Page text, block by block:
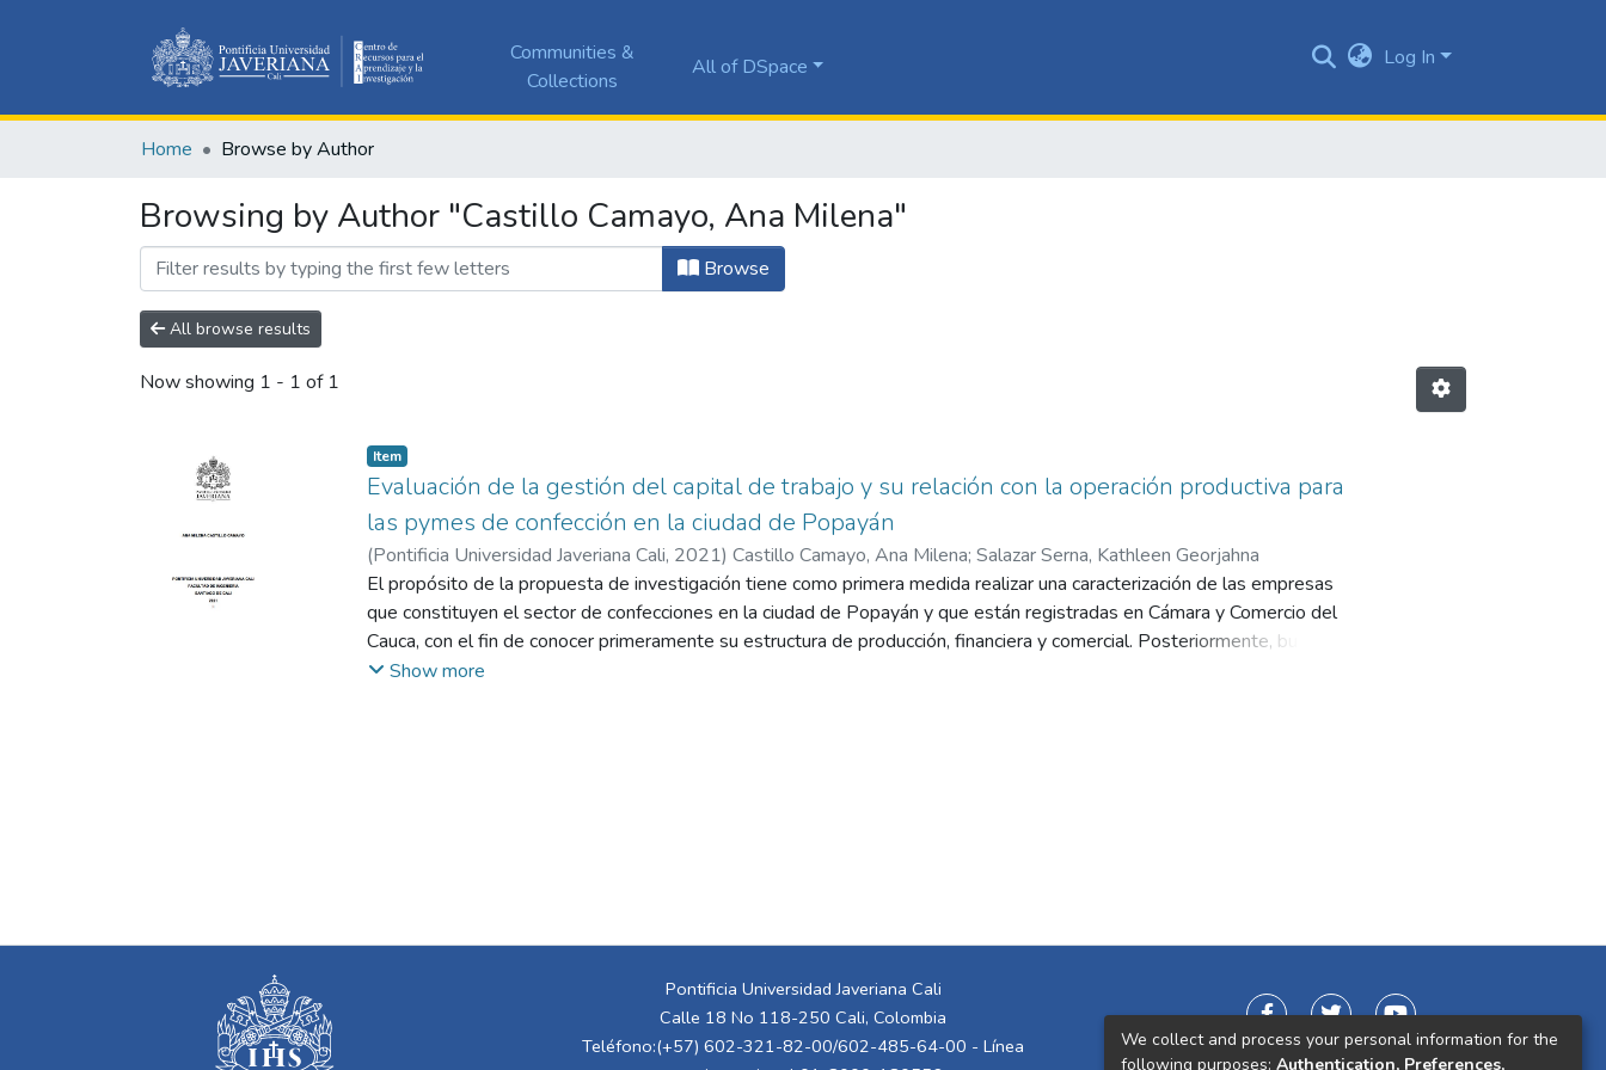
Communities &
Collections
All of DSpace Log In
Home Browse by Author
Browsing by Author "Castillo Camayo, Ana Milena"
Browse
All browse results
Now showing 1 - 1 of 1
Item
Evaluación de la gestión del capital de trabajo y su relación con la operación productiva para
las pymes de confección en la ciudad de Popayán
(Pontificia Universidad Javeriana Cali, 2021) Castillo Camayo, Ana Milena; Salazar Serna, Kathleen Georjahna
El propósito de la propuesta de investigación tiene como primera medida realizar una caracterización de las empresas
que constituyen el sector de confecciones en la ciudad de Popayán y que están registradas en Cámara y Comercio del
Cauca, con el fin de conocer primeramente su estructura de producción, financiera y comercial. Posteriormente, busca a
través de la evaluación de la gestión del capital de trabajo a un grupo pequeño de Pymes, contribuir en este aspecto y
de caja y con ello favorecer el KTNO y el EBITDA. A través de la herramienta de @RISK se realizaron dos simulaciones,
una distribución normal y una distribución triangular, que permitió ver el comportamiento que tendrían las cuentas
asociadas al KTNO proyectadas y el EBITDA, buscando obtener valores óptimos en los días de rotación.
Show more
Pontificia Universidad Javeriana Cali
Calle 18 No 118-250 Cali, Colombia
Teléfono:(+57) 602-321-82-00/602-485-64-00 - Línea
We collect and process your personal information for the
following purposes: Authentication, Preferences,